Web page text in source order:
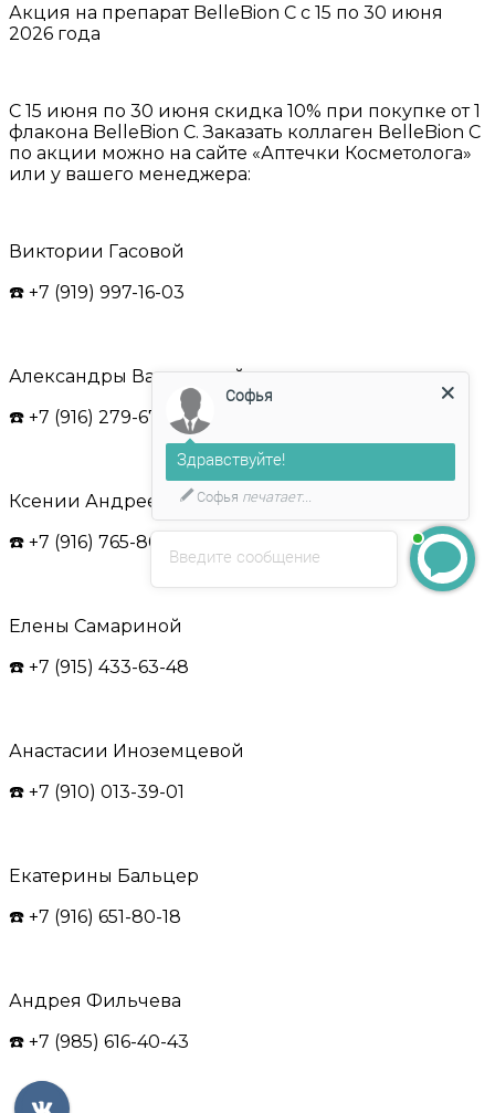
Акция на препарат BelleBion C c 15 по 30 июня
2026 года
С 15 июня по 30 июня скидка 10% при покупке от 1
флакона BelleBion C. Заказать коллаген ВelleBion C
по акции можно на сайте «Аптечки Косметолога»
или у вашего менеджера:
Виктории Гасовой
☎️ +7 (919) 997-16-03
Александры Васильевой
☎️ +7 (916) 279-67-73
Ксении Андреенковой
☎️ +7 (916) 765-80-37
Елены Самариной
☎️ +7 (915) 433-63-48
Анастасии Иноземцевой
☎️ +7 (910) 013-39-01
Екатерины Бальцер
☎️ +7 (916) 651-80-18
Андрея Фильчева
☎️ +7 (985) 616-40-43
Введите сообщение
Софья
Здравствуйте!
Софья печатает...